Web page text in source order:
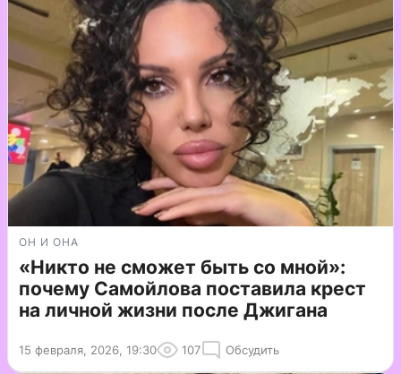
ОН И ОНА
«Никто не сможет быть со мной»:
почему Самойлова поставила крест
на личной жизни после Джигана
15 февраля, 2026, 19:30 107 Обсудить